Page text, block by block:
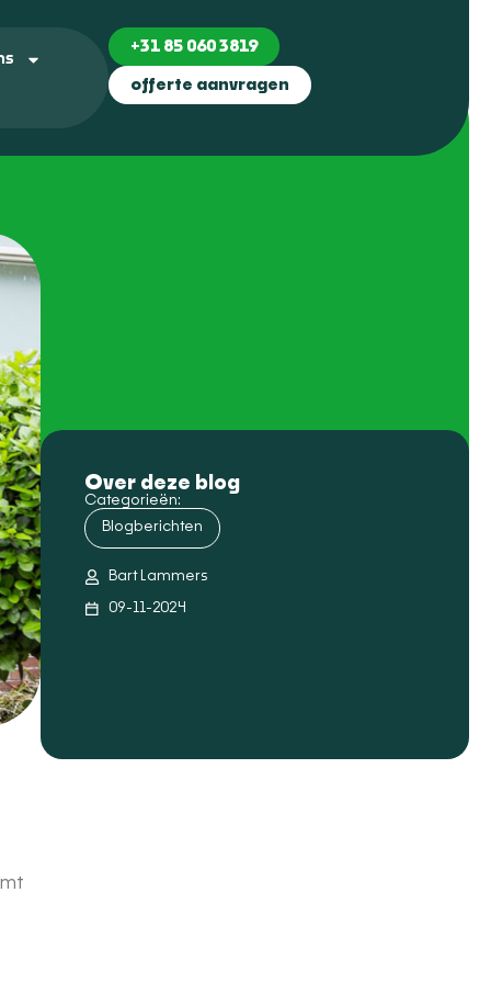
+31 85 060 3819
offerte aanvragen
Over deze blog
Categorieën:
Blogberichten
Bart Lammers
09-11-2024